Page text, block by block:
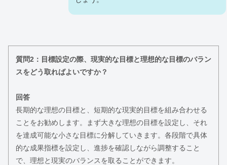
質問2：目標設定の際、現実的な目標と理想的な目標のバラン
スをどう取ればよいですか？
回答
長期的な理想の目標と、短期的な現実的目標を組み合わせる
ことをお勧めします。まず大きな理想の目標を設定し、それ
を達成可能な小さな目標に分解していきます。各段階で具体
的な成果指標を設定し、進捗を確認しながら調整すること
で、理想と現実のバランスを取ることができます。